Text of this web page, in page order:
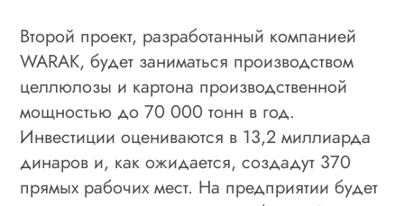
Второй проект, разработанный компанией
WARAK, будет заниматься производством
целлюлозы и картона производственной
мощностью до 70 000 тонн в год.
Инвестиции оцениваются в 13,2 миллиарда
динаров и, как ожидается, создадут 370
прямых рабочих мест. На предприятии будет